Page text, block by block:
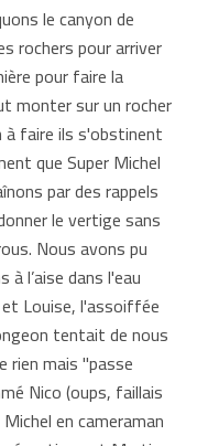
le canyon de
rochers pour arriver
pour faire la
monter sur un rocher
à faire ils s'obstinent
que Super Michel
par des rappels
le vertige sans
Nous avons pu
l’aise dans l'eau
Louise, l'assoiffée
tentait de nous
rien mais ''passe
Nico (oups, faillais
en cameraman